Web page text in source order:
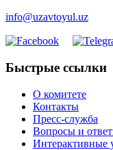
info@uzavtoyul.uz
Быстрые ссылки
О комитете
Контакты
Пресс-служба
Вопросы и
Интерактивные